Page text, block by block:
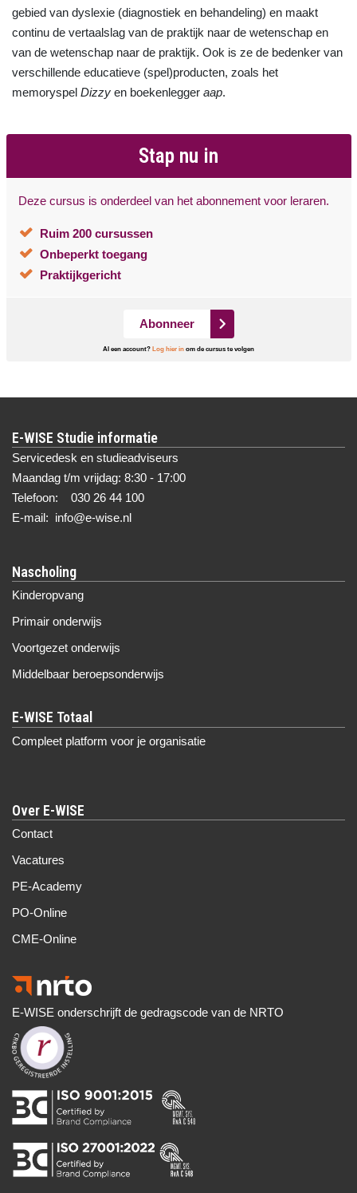
gebied van dyslexie (diagnostiek en behandeling) en maakt
continu de vertaalslag van de praktijk naar de wetenschap en
van de wetenschap naar de praktijk. Ook is ze de bedenker van
verschillende educatieve (spel)producten, zoals het
memoryspel Dizzy en boekenlegger aap.
Stap nu in
Deze cursus is onderdeel van het abonnement voor leraren.
Ruim 200 cursussen
Onbeperkt toegang
Praktijkgericht
Abonneer
Al een account? Log hier in om de cursus te volgen
E-WISE Studie informatie
Servicedesk en studieadviseurs
Maandag t/m vrijdag: 8:30 - 17:00
Telefoon: 030 26 44 100
E-mail: info@e-wise.nl
Nascholing
Kinderopvang
Primair onderwijs
Voortgezet onderwijs
Middelbaar beroepsonderwijs
Compleet platform voor je organisatie
Over E-WISE
Contact
Vacatures
PE-Academy
PO-Online
CME-Online
E-WISE onderschrijft de gedragscode van de NRTO